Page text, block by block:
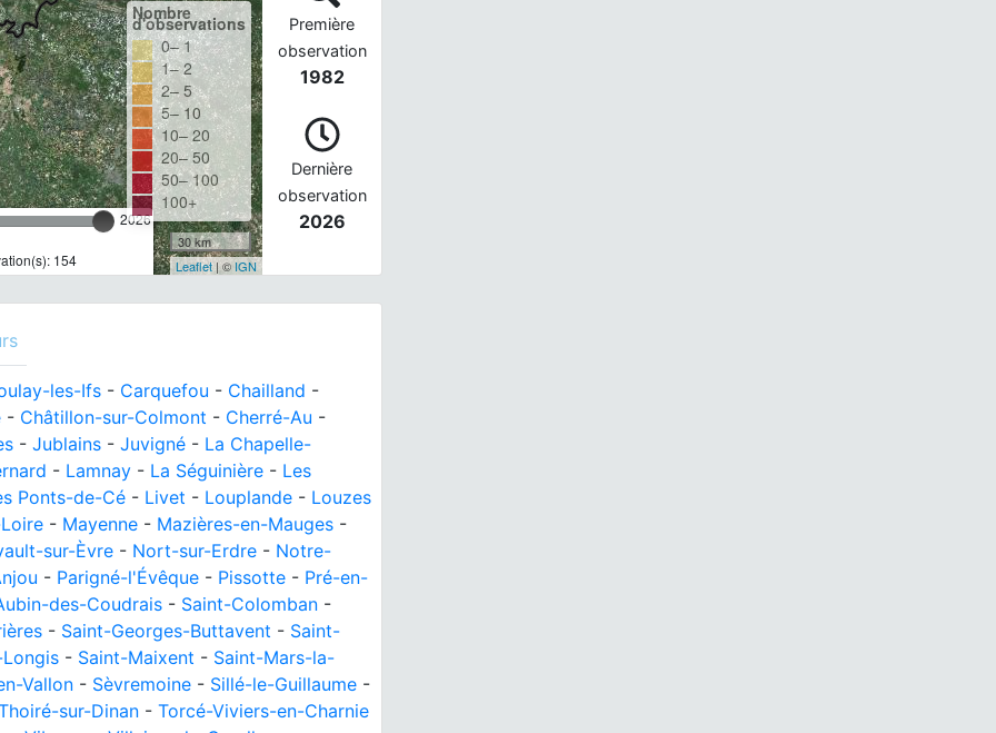
2026
154
Nombre
d'observations
0– 1
1– 2
2– 5
5– 10
10– 20
20– 50
50– 100
100+
30 km
Leaflet| © IGN
Première
observation
1982
Dernière
observation
2026
les-Ifs - Carquefou - Chailland -
- Châtillon-sur-Colmont - Cherré-Au -
- Jublains - Juvigné - La Chapelle-
- Lamnay - La Séguinière - Les
Ponts-de-Cé - Livet - Louplande - Louzes
- Mayenne - Mazières-en-Mauges -
sur-Èvre - Nort-sur-Erdre - Notre-
- Parigné-l'Évêque - Pissotte - Pré-en-
des-Coudrais - Saint-Colomban -
- Saint-Georges-Buttavent - Saint-
- Saint-Maixent - Saint-Mars-la-
Vallon - Sèvremoine - Sillé-le-Guillaume -
sur-Dinan - Torcé-Viviers-en-Charnie